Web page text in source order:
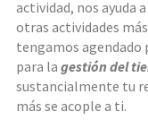
actividad, nos ayuda
otras actividades
tengamos agendado
para la gestión del
sustancialmente tu
más se acople a ti.